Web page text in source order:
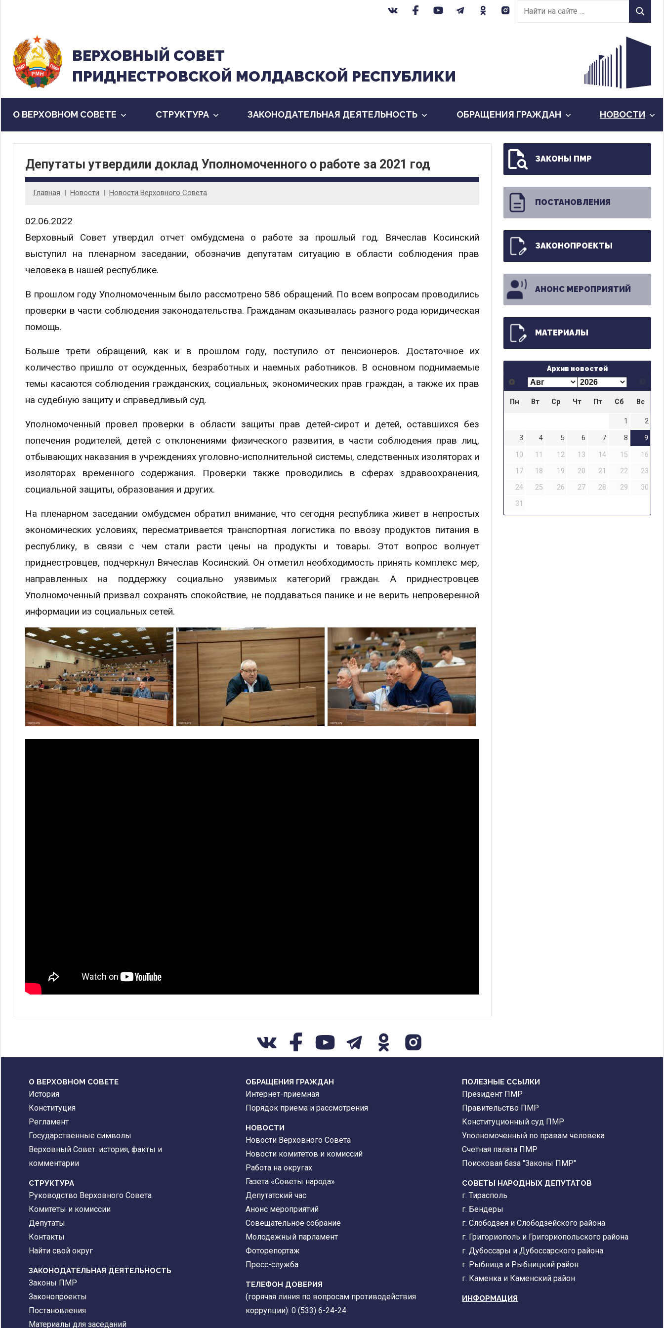
содержанию
Найти
на
Найти
ВЕРХОВНЫЙ CОВЕТ
ПРИДНЕСТРОВСКОЙ МОЛДАВСКОЙ РЕСПУБЛИКИ
О ВЕРХОВНОМ СОВЕТЕ CТРУКТУРА ЗАКОНОДАТЕЛЬНАЯ ДЕЯТЕЛЬНОСТЬ ОБРАЩЕНИЯ ГРАЖДАН НОВОСТИ
Депутаты утвердили доклад Уполномоченного о работе за 2021 год
Главная Новости Новости Верховного Совета
02.06.2022
Верховный Совет утвердил отчет омбудсмена о работе за прошлый год. Вячеслав Косинский
выступил на пленарном заседании, обозначив депутатам ситуацию в области соблюдения прав
человека в нашей республике.
В прошлом году Уполномоченным было рассмотрено 586 обращений. По всем вопросам проводились
проверки в части соблюдения законодательства. Гражданам оказывалась разного рода юридическая
помощь.
Больше трети обращений, как и в прошлом году, поступило от пенсионеров. Достаточное их
количество пришло от осужденных, безработных и наемных работников. В основном поднимаемые
темы касаются соблюдения гражданских, социальных, экономических прав граждан, а также их прав
на судебную защиту и справедливый суд.
Уполномоченный провел проверки в области защиты прав детей-сирот и детей, оставшихся без
попечения родителей, детей с отклонениями физического развития, в части соблюдения прав лиц,
отбывающих наказания в учреждениях уголовно-исполнительной системы, следственных изоляторах и
изоляторах временного содержания. Проверки также проводились в сферах здравоохранения,
социальной защиты, образования и других.
На пленарном заседании омбудсмен обратил внимание, что сегодня республика живет в непростых
экономических условиях, пересматривается транспортная логистика по ввозу продуктов питания в
республику, в связи с чем стали расти цены на продукты и товары. Этот вопрос волнует
приднестровцев, подчеркнул Вячеслав Косинский. Он отметил необходимость принять комплекс мер,
направленных на поддержку социально уязвимых категорий граждан. А приднестровцев
Уполномоченный призвал сохранять спокойствие, не поддаваться панике и не верить непроверенной
информации из социальных сетей.
ЗАКОНЫ ПМР
ПОСТАНОВЛЕНИЯ
ЗАКОНОПРОЕКТЫ
АНОНС МЕРОПРИЯТИЙ
МАТЕРИАЛЫ
Архив новостей
Пн Вт Ср Чт Пт Сб Вс
1
2
3
4 5 6 7 8
9
10
11 12 13 14 15
16
17
18 19 20 21 22
23
24
25 26 27 28 29
30
31
О ВЕРХОВНОМ СОВЕТЕ
История
Конституция
Регламент
Государственные символы
Верховный Совет: история, факты и
комментарии
CТРУКТУРА
Руководство Верховного Совета
Комитеты и комиссии
Депутаты
Контакты
Найти свой округ
ЗАКОНОДАТЕЛЬНАЯ ДЕЯТЕЛЬНОСТЬ
Законы ПМР
Законопроекты
Постановления
Материалы для заседаний
ОБРАЩЕНИЯ ГРАЖДАН
Интернет-приемная
Порядок приема и рассмотрения
НОВОСТИ
Новости Верховного Совета
Новости комитетов и комиссий
Работа на округах
Газета «Советы народа»
Депутатский час
Анонс мероприятий
Совещательное собрание
Молодежный парламент
Фоторепортаж
Пресс-служба
ТЕЛЕФОН ДОВЕРИЯ
(горячая линия по вопросам противодействия
коррупции): 0 (533) 6-24-24
ПОЛЕЗНЫЕ ССЫЛКИ
Президент ПМР
Правительство ПМР
Конституционный суд ПМР
Уполномоченный по правам человека
Счетная палата ПМР
Поисковая база "Законы ПМР"
СОВЕТЫ НАРОДНЫХ ДЕПУТАТОВ
г. Тирасполь
г. Бендеры
г. Слободзея и Слободзейского района
г. Григориополь и Григориопольского района
г. Дубоссары и Дубоссарского района
г. Рыбница и Рыбницкий район
г. Каменка и Каменский район
ИНФОРМАЦИЯ